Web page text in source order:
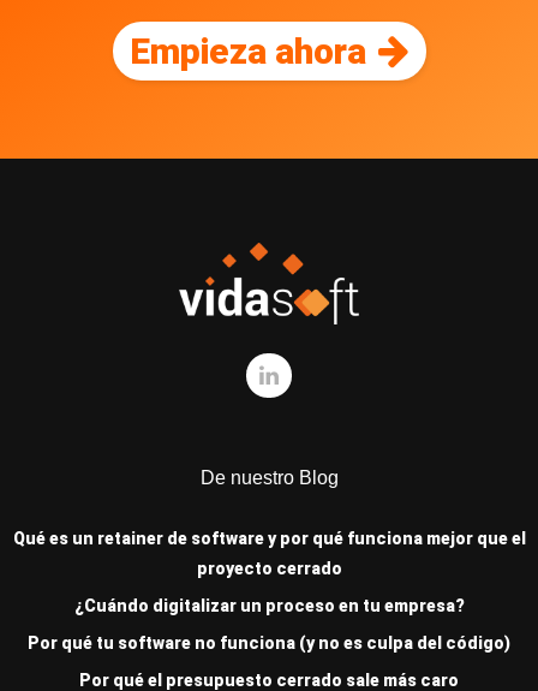
Empieza ahora
De nuestro Blog
Qué es un retainer de software y por qué funciona mejor que el
proyecto cerrado
¿Cuándo digitalizar un proceso en tu empresa?
Por qué tu software no funciona (y no es culpa del código)
Por qué el presupuesto cerrado sale más caro